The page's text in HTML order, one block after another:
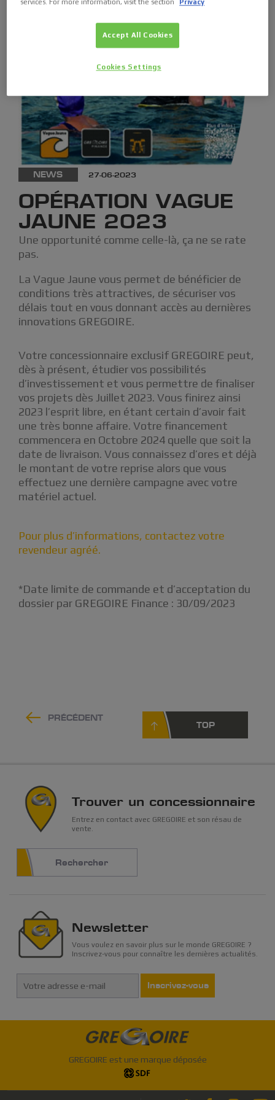
NEWS 27-06-2023
OPÉRATION VAGUE
JAUNE 2023
Une opportunité comme celle-là, ça ne se rate
pas.
La Vague Jaune vous permet de bénéficier de
conditions très attractives, de sécuriser vos
délais tout en vous donnant accès au dernières
innovations GREGOIRE.
Votre concessionnaire exclusif GREGOIRE peut,
dès à présent, étudier vos possibilités
d’investissement et vous permettre de finaliser
vos projets dès Juillet 2023. Vous finirez ainsi
2023 l’esprit libre, en étant certain d’avoir fait
une très bonne affaire. Votre financement
commencera en Octobre 2024 quelle que soit la
date de livraison. Vous connaissez d’ores et déjà
le montant de votre reprise alors que vous
effectuez une dernière campagne avec votre
matériel actuel.
Pour plus d’informations, contactez votre
revendeur agréé.
*Date limite de commande et d’acceptation du
dossier par GREGOIRE Finance : 30/09/2023
PRÉCÉDENT
TOP
Trouver un concessionnaire
Entrez en contact avec GREGOIRE et son résau de
vente.
Rechercher
Newsletter
Vous voulez en savoir plus sur le monde GREGOIRE ?
Inscrivez-vous pour connaître les dernières actualités.
Inscrivez-vous
GREGOIRE est une marque déposée
services. For more information, visit the section
Privacy
Accept All Cookies
Cookies Settings